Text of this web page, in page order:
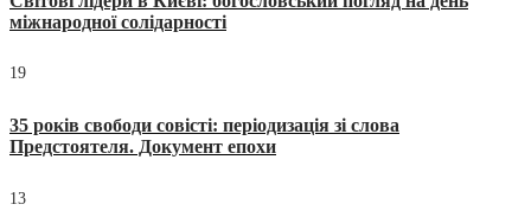
міжнародної солідарності
19
35 років свободи совісті: періодизація зі слова
Предстоятеля. Документ епохи
13